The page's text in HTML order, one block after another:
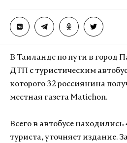
В Таиланде по пути в город
ДТП с туристическим
которого 32 россиянина
местная газета Matichon.
Всего в автобусе находились
туриста, уточняет издание.